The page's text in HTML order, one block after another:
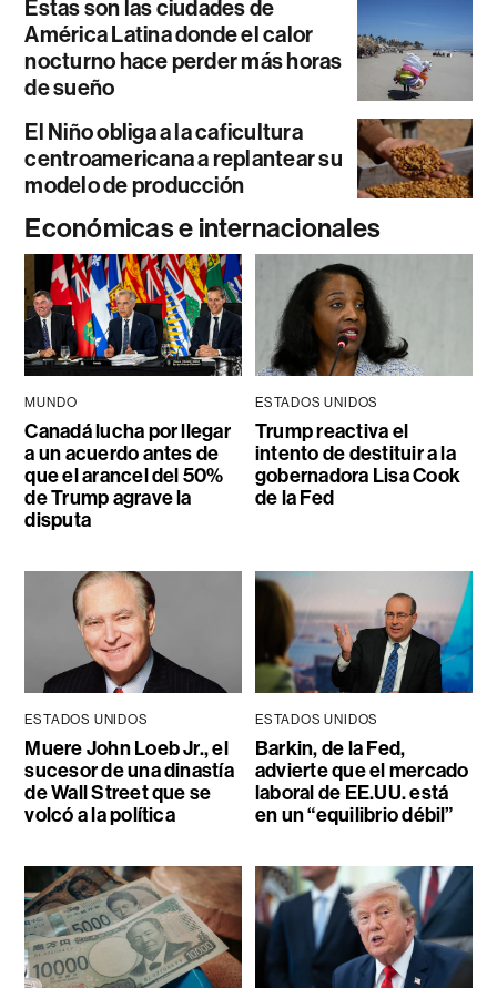
Estas son las ciudades de
América Latina donde el calor
nocturno hace perder más horas
de sueño
El Niño obliga a la caficultura
centroamericana a replantear su
modelo de producción
Económicas e internacionales
MUNDO
Canadá lucha por llegar
a un acuerdo antes de
que el arancel del 50%
de Trump agrave la
disputa
ESTADOS UNIDOS
Trump reactiva el
intento de destituir a la
gobernadora Lisa Cook
de la Fed
ESTADOS UNIDOS
Muere John Loeb Jr., el
sucesor de una dinastía
de Wall Street que se
volcó a la política
ESTADOS UNIDOS
Barkin, de la Fed,
advierte que el mercado
laboral de EE.UU. está
en un “equilibrio débil”